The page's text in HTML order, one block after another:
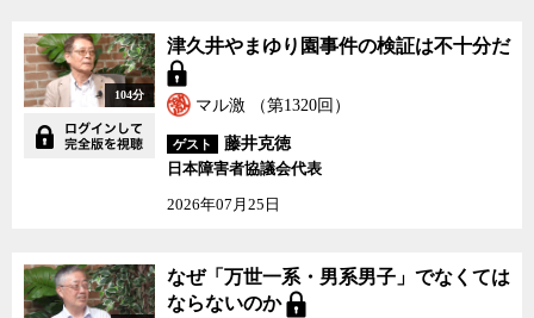
104分
津久井やまゆり園事件の検証は不十分だ
マル激 （第1320回）
ゲスト
藤井克徳
日本障害者協議会代表
2026年07月25日
なぜ「万世一系・男系男子」でなくては
ならないのか